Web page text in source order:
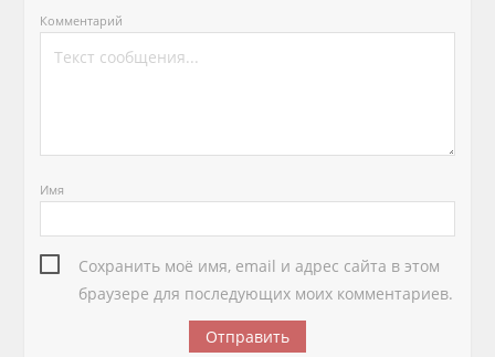
Комментарий
Имя
Сохранить моё имя, email и адрес сайта в этом
браузере для последующих моих комментариев.